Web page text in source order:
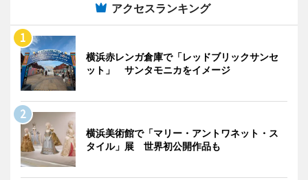
アクセスランキング
横浜赤レンガ倉庫で「レッドブリックサンセ
ット」 サンタモニカをイメージ
横浜美術館で「マリー・アントワネット・ス
タイル」展 世界初公開作品も